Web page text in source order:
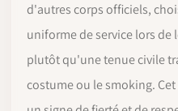
d'autres corps officiels,
uniforme de service lors de
plutôt qu'une tenue civile
costume ou le smoking.